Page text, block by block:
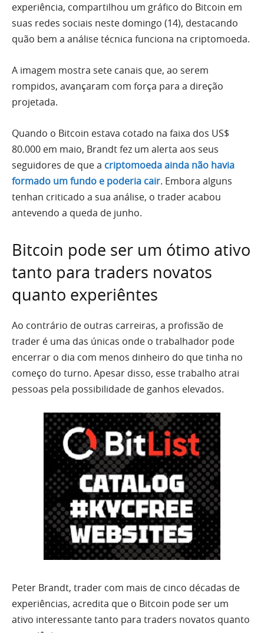
experiência, compartilhou um gráfico do Bitcoin em
suas redes sociais neste domingo (14), destacando
quão bem a análise técnica funciona na criptomoeda.
A imagem mostra sete canais que, ao serem
rompidos, avançaram com força para a direção
projetada.
Quando o Bitcoin estava cotado na faixa dos US$
80.000 em maio, Brandt fez um alerta aos seus
seguidores de que a criptomoeda ainda não havia
formado um fundo e poderia cair. Embora alguns
tenhan criticado a sua análise, o trader acabou
antevendo a queda de junho.
Bitcoin pode ser um ótimo ativo
tanto para traders novatos
quanto experiêntes
Ao contrário de outras carreiras, a profissão de
trader é uma das únicas onde o trabalhador pode
encerrar o dia com menos dinheiro do que tinha no
começo do turno. Apesar disso, esse trabalho atrai
pessoas pela possibilidade de ganhos elevados.
Peter Brandt, trader com mais de cinco décadas de
experiências, acredita que o Bitcoin pode ser um
ativo interessante tanto para traders novatos quanto